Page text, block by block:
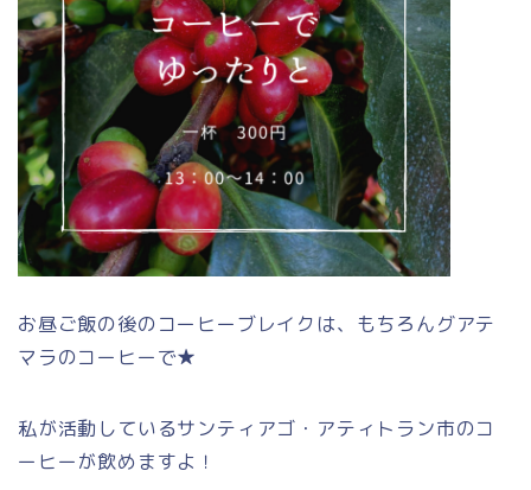
お昼ご飯の後のコーヒーブレイクは、もちろんグアテ
マラのコーヒーで★
私が活動しているサンティアゴ・アティトラン市のコ
ーヒーが飲めますよ！